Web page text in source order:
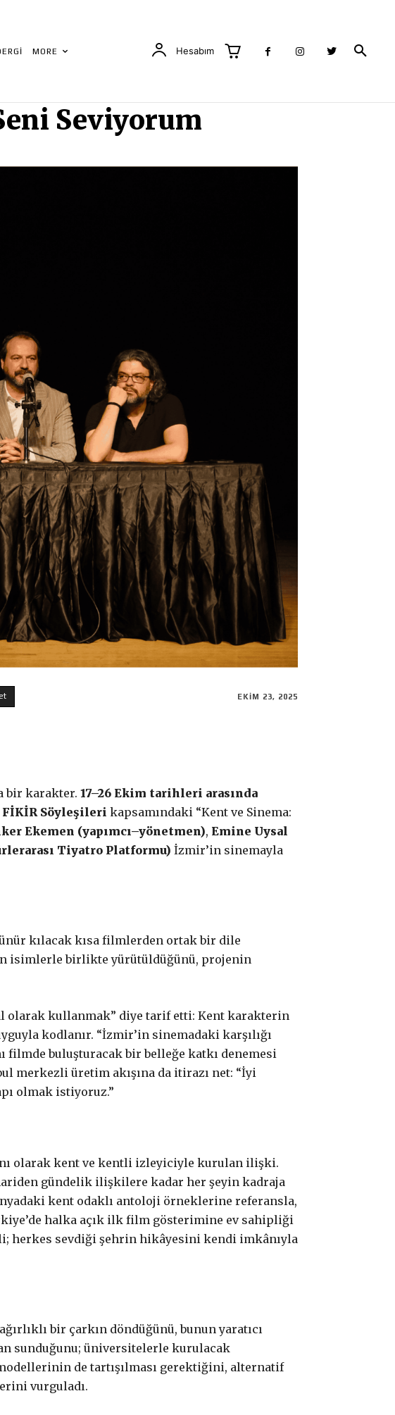
MORE Hesabım
Seviyorum
EKIM 23, 2025
bir karakter. 17–26 Ekim tarihleri arasında
Söyleşileri kapsamındaki “Kent ve Sinema:
Ekemen (yapımcı–yönetmen), Emine Uysal
Tiyatro Platformu) İzmir’in sinemayla
kılacak kısa filmlerden ortak bir dile
isimlerle birlikte yürütüldüğünü, projenin
olarak kullanmak” diye tarif etti: Kent karakterin
kodlanır. “İzmir’in sinemadaki karşılığı
filmde buluşturacak bir belleğe katkı denemesi
merkezli üretim akışına da itirazı net: “İyi
olmak istiyoruz.”
olarak kent ve kentli izleyiciyle kurulan ilişki.
gündelik ilişkilere kadar her şeyin kadraja
kent odaklı antoloji örneklerine referansla,
halka açık ilk film gösterimine ev sahipliği
herkes sevdiği şehrin hikâyesini kendi imkânıyla
bir çarkın döndüğünü, bunun yaratıcı
sunduğunu; üniversitelerle kurulacak
de tartışılması gerektiğini, alternatif
vurguladı.